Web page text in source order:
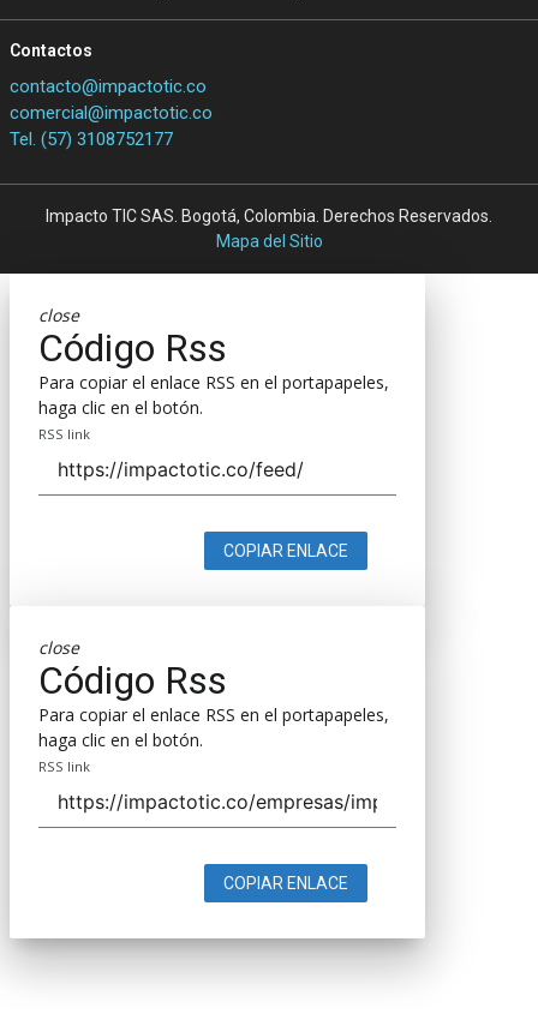
Contactos
contacto@impactotic.co
comercial@impactotic.co
Tel. (57) 3108752177
Impacto TIC SAS. Bogotá, Colombia. Derechos Reservados.
Mapa del Sitio
close
Código Rss
Para copiar el enlace RSS en el portapapeles,
haga clic en el botón.
RSS link
COPIAR ENLACE
close
Código Rss
Para copiar el enlace RSS en el portapapeles,
haga clic en el botón.
RSS link
COPIAR ENLACE